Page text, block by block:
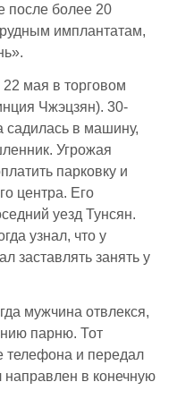
более 20
имплантатам,
мая в торговом
Чжэцзян). 30-
в машину,
Угрожая
парковку и
центра. Его
уезд Тунсян.
узнал, что у
заставлять занять у
мужчина отвлекся,
парню. Тот
телефона и передал
в конечную